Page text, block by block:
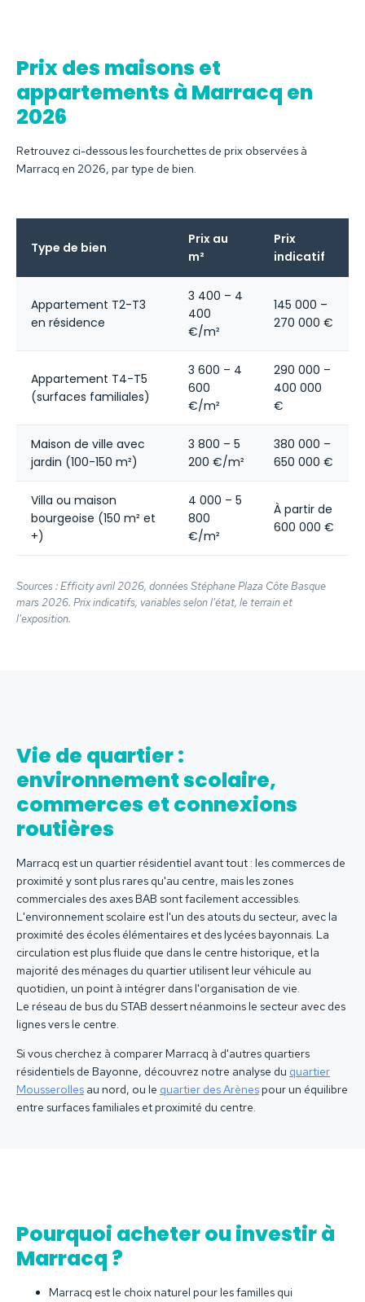
Prix des maisons et
appartements à Marracq en
2026
Retrouvez ci-dessous les fourchettes de prix observées à
Marracq en 2026, par type de bien.
Type de bien
Prix au
m²
Prix
indicatif
Appartement T2-T3
en résidence
3 400 – 4
400
€/m²
145 000 –
270 000 €
Appartement T4-T5
(surfaces familiales)
3 600 – 4
600
€/m²
290 000 –
400 000
€
Maison de ville avec
jardin (100-150 m²)
3 800 – 5
200 €/m²
380 000 –
650 000 €
Villa ou maison
bourgeoise (150 m² et
+)
4 000 – 5
800
€/m²
À partir de
600 000 €
Sources : Efficity avril 2026, données Stéphane Plaza Côte Basque
mars 2026. Prix indicatifs, variables selon l'état, le terrain et
l'exposition.
Vie de quartier :
environnement scolaire,
commerces et connexions
routières
Marracq est un quartier résidentiel avant tout : les commerces de
proximité y sont plus rares qu'au centre, mais les zones
commerciales des axes BAB sont facilement accessibles.
L'environnement scolaire est l'un des atouts du secteur, avec la
proximité des écoles élémentaires et des lycées bayonnais. La
circulation est plus fluide que dans le centre historique, et la
majorité des ménages du quartier utilisent leur véhicule au
quotidien, un point à intégrer dans l'organisation de vie.
Le réseau de bus du STAB dessert néanmoins le secteur avec des
lignes vers le centre.
Si vous cherchez à comparer Marracq à d'autres quartiers
résidentiels de Bayonne, découvrez notre analyse du quartier
Mousserolles au nord, ou le quartier des Arènes pour un équilibre
entre surfaces familiales et proximité du centre.
Pourquoi acheter ou investir à
Marracq ?
Marracq est le choix naturel pour les familles qui